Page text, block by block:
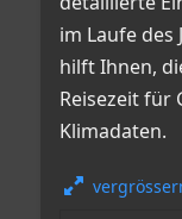
im Laufe des
hilft Ihnen,
Reisezeit für
Klimadaten.